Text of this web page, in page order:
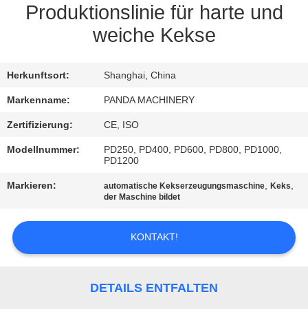
VERBINDUNG
FORDERN
SIE
EIN
PRIVACY
Produktionslinie für harte und
weiche Kekse
Herkunftsort: Shanghai, China
Markenname: PANDA MACHINERY
Zertifizierung: CE, ISO
Modellnummer:
PD250, PD400, PD600, PD800, PD1000,
PD1200
Markieren: automatische Kekserzeugungsmaschine,Keks,
der Maschine bildet
KONTAKT!
DETAILS ENTFALTEN